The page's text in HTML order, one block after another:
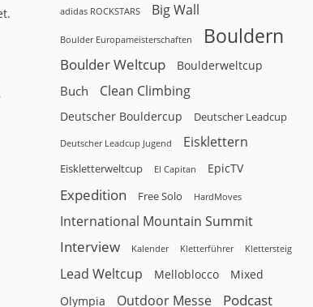
adidas ROCKSTARS Big Wall
Boulder Europameisterschaften Bouldern
Boulder Weltcup Boulderweltcup
Buch Clean Climbing
Deutscher Bouldercup Deutscher Leadcup
Deutscher Leadcup Jugend Eisklettern
Eiskletterweltcup El Capitan EpicTV
Expedition Free Solo HardMoves
International Mountain Summit
Interview Kalender Kletterführer Klettersteig
Lead Weltcup Melloblocco Mixed
Olympia Outdoor Messe Podcast